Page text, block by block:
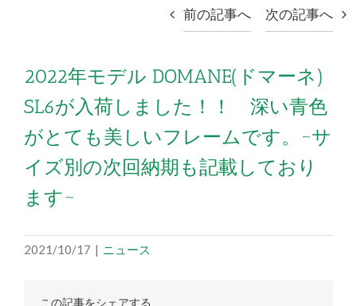
前の記事へ 次の記事へ
2022年モデル DOMANE(ドマーネ)
SL6が入荷しました！！ 深い青色
がとても美しいフレームです。~サ
イズ別の次回納期も記載しており
ます~
2021/10/17 | ニュース
この記事をシェアする